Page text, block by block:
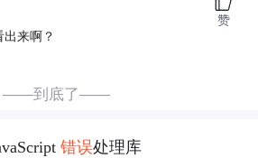
来啊？
赞
——到底了——
错误处理库